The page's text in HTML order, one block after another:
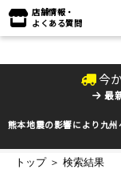
店舗情報・
よくある質問
今
最
熊本地震の影響により九
トップ ＞ 検索結果